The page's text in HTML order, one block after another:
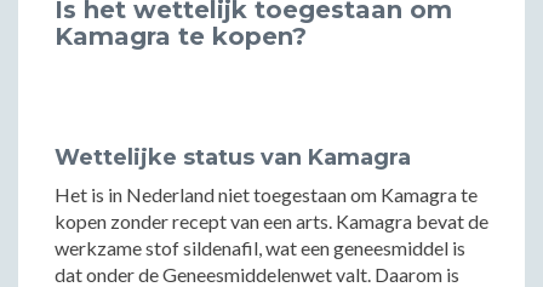
Is het wettelijk toegestaan om
Kamagra te kopen?
Wettelijke status van Kamagra
Het is in Nederland niet toegestaan om Kamagra te
kopen zonder recept van een arts. Kamagra bevat de
werkzame stof sildenafil, wat een geneesmiddel is
dat onder de Geneesmiddelenwet valt. Daarom is